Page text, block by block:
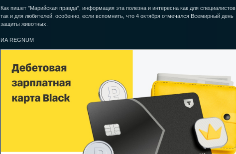
Как пишет "Марийская правда", информация эта полезна и интересна как для специалистов,
так и для любителей, особенно, если вспомнить, что 4 октября отмечался Всемирный день
защиты животных.
ИА REGNUM